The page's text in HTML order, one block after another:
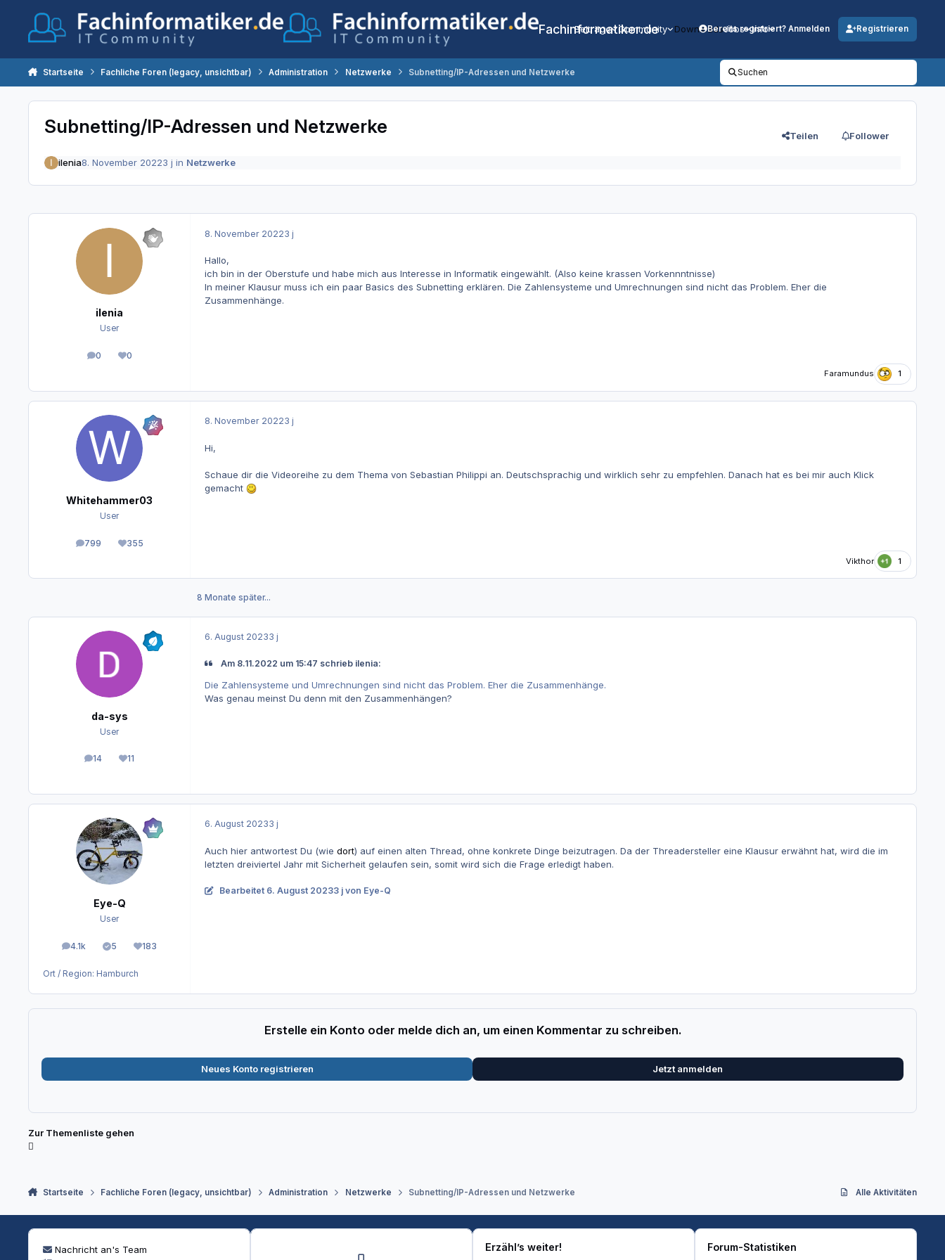
Fachinformatiker.de
Beiträge Community DownloadsJobs Info
Bereits registriert? Anmelden Registrieren
Startseite Fachliche Foren (legacy, unsichtbar) Administration Netzwerke Subnetting/IP-Adressen und Netzwerke Suchen
Subnetting/IP-Adressen und Netzwerke Teilen Follower
ilenia8. November 20223 j in Netzwerke
ilenia
User
0
Beiträge0
Reputation
8. November 20223 j
Hallo,
ich bin in der Oberstufe und habe mich aus Interesse in Informatik eingewählt. (Also keine krassen Vorkennntnisse)
In meiner Klausur muss ich ein paar Basics des Subnetting erklären. Die Zahlensysteme und Umrechnungen sind nicht das Problem. Eher die
Zusammenhänge.
Faramundus 1
Whitehammer03
User
799
Beiträge 355
Reputation
8. November 20223 j
Hi,
Schaue dir die Videoreihe zu dem Thema von Sebastian Philippi an. Deutschsprachig und wirklich sehr zu empfehlen. Danach hat es bei mir auch Klick
gemacht
Vikthor 1
8 Monate später...
da-sys
User
14
Beiträge11
Reputation
6. August 20233 j
Am 8.11.2022 um 15:47 schrieb ilenia:
Die Zahlensysteme und Umrechnungen sind nicht das Problem. Eher die Zusammenhänge.
Was genau meinst Du denn mit den Zusammenhängen?
Eye-Q
User
4.1k
Beiträge 5
Lösungen183
Reputation
Ort / Region: Hamburch
6. August 20233 j
Auch hier antwortest Du (wie dort) auf einen alten Thread, ohne konkrete Dinge beizutragen. Da der Threadersteller eine Klausur erwähnt hat, wird die im
letzten dreiviertel Jahr mit Sicherheit gelaufen sein, somit wird sich die Frage erledigt haben.
Bearbeitet 6. August 20233 jvon Eye-Q
Erstelle ein Konto oder melde dich an, um einen Kommentar zu schreiben.
Neues Konto registrieren Jetzt anmelden
Zur Themenliste gehen
Startseite Fachliche Foren (legacy, unsichtbar) Administration Netzwerke Subnetting/IP-Adressen und Netzwerke Alle Aktivitäten
Nachricht an's Team
Erzähl’s weiter! Forum-Statistiken